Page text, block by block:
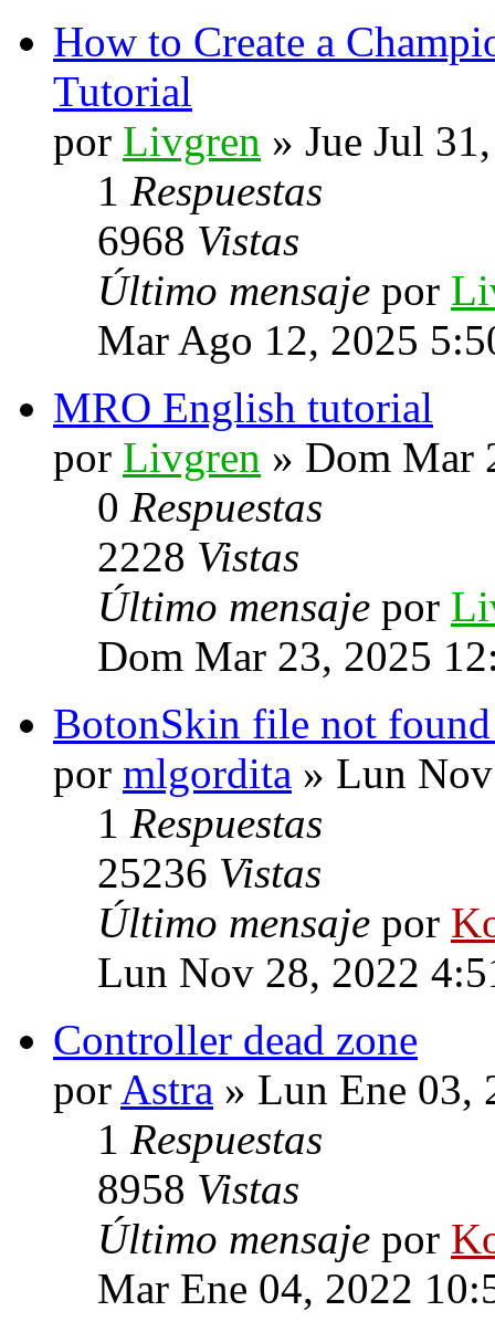
How to Create a
Tutorial
por Livgren » Jue Jul
1 Respuestas
6968 Vistas
Último mensaje por
Mar Ago 12, 2025
MRO English tutorial
por Livgren » Dom Mar
0 Respuestas
2228 Vistas
Último mensaje por
Dom Mar 23, 2025
BotonSkin file not
por mlgordita » Lun
1 Respuestas
25236 Vistas
Último mensaje por
Lun Nov 28, 2022
Controller dead zone
por Astra » Lun Ene 03,
1 Respuestas
8958 Vistas
Último mensaje por
Mar Ene 04, 2022